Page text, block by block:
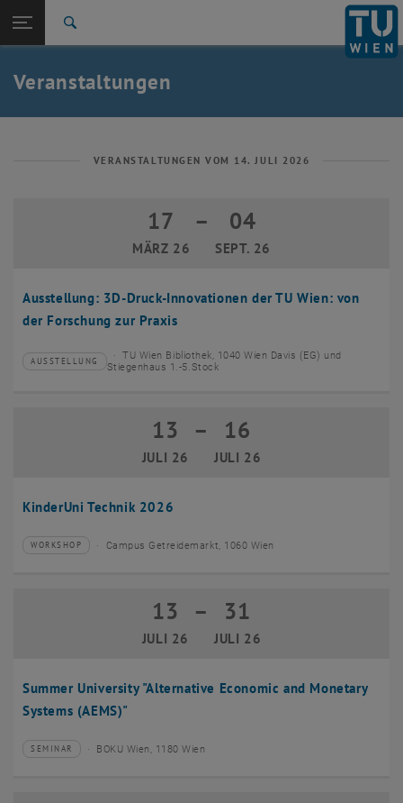
TU Login
Quicklinks
Quicklinks-Menü umschalten
Studium
Karriere
Zurück: Subseiten von Aktuelles auflisten
Aktuelles
Veranstaltungen
VERANSTALTUNGEN VOM 14. JULI 2026
Ausstellung: 3D-Druck-Innovationen der TU Wien: von
der Forschung zur Praxis
17
MÄRZ 26
17 März 2026 bis 04 September 2026
– 04
SEPT. 26
Veranstaltungstyp:
AUSSTELLUNG
Veranstaltungsort:
TU Wien Bibliothek, 1040 Wien Davis (EG) und
Stiegenhaus 1.-5.Stock
KinderUni Technik 2026
13
JULI 26
13 Juli 2026 bis 16 Juli 2026
– 16
JULI 26
Veranstaltungstyp:
WORKSHOP
Veranstaltungsort:Campus Getreidemarkt, 1060 Wien
Summer University "Alternative Economic and Monetary
Systems (AEMS)"
13
JULI 26
13 Juli 2026 bis 31 Juli 2026
– 31
JULI 26
Veranstaltungstyp:
SEMINAR
Veranstaltungsort:BOKU Wien, 1180 Wien